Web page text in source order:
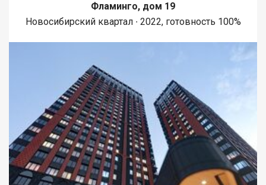
Фламинго, дом 19
Новосибирский квартал ∙ 2022, готовность 100%